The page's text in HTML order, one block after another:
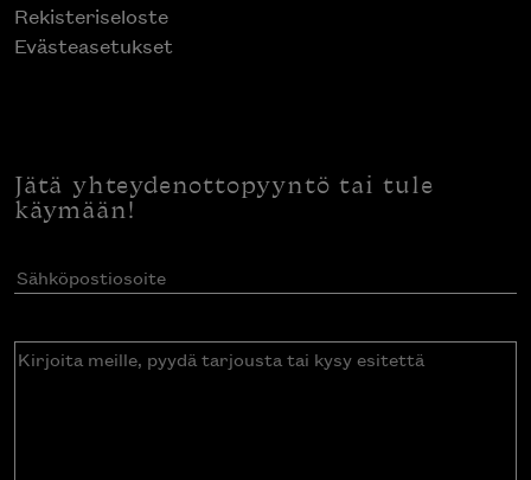
Rekisteriseloste
Evästeasetukset
Jätä yhteydenottopyyntö tai tule
käymään!
Sähköpostiosoite(Pakollinen)
Kirjoita